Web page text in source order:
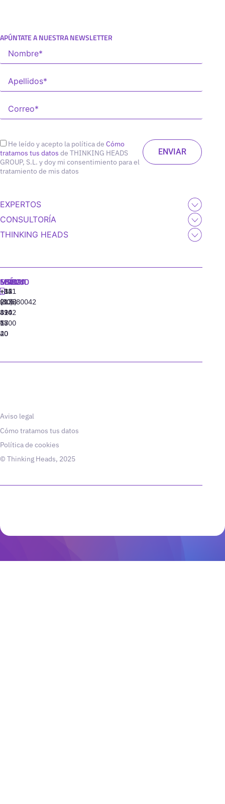
APÚNTATE A NUESTRA NEWSLETTER
He leído y acepto la política de Cómo
tratamos tus datos de THINKING HEADS
GROUP, S.L. y doy mi consentimiento para el
tratamiento de mis datos
EXPERTOS
CONSULTORÍA
THINKING HEADS
MADRID
+34
91
310
77
40
MIAMI
+1
(305)
424
13
20
SEÚL
+82
(10)
8942
6800
LISBOA
‪+351
213880042
Aviso legal
Cómo tratamos tus datos
Política de cookies
© Thinking Heads, 2025